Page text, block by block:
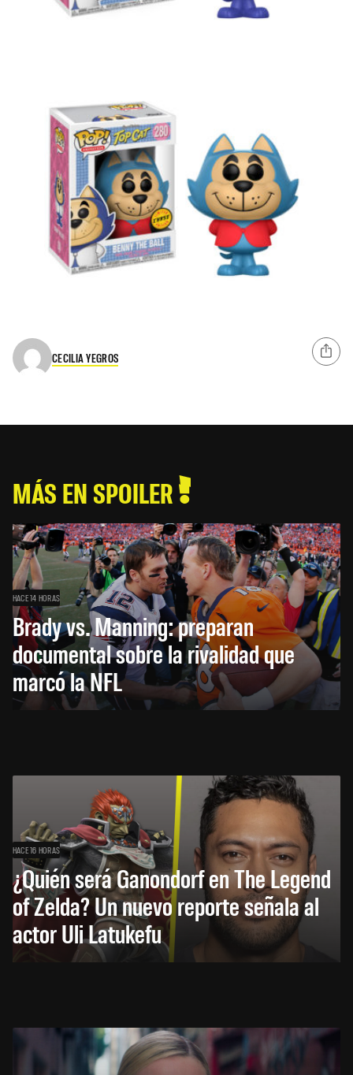
CECILIA YEGROS
MÁS EN SPOILER
HACE 14 HORAS
Brady vs. Manning: preparan
documental sobre la rivalidad que
marcó la NFL
HACE 16 HORAS
¿Quién será Ganondorf en The Legend
of Zelda? Un nuevo reporte señala al
actor Uli Latukefu